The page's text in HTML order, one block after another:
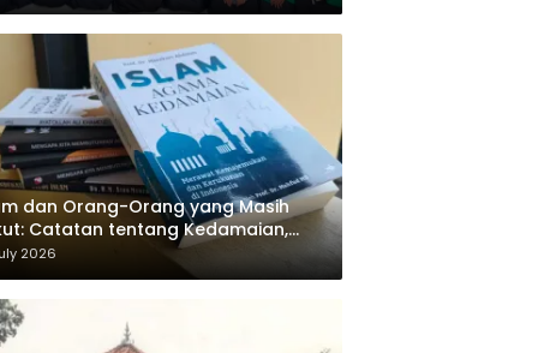
dan Orang-Orang yang Masih
Catatan tentang Kedamaian,
dan Negara dalam
Masykuri Abdillah
2026